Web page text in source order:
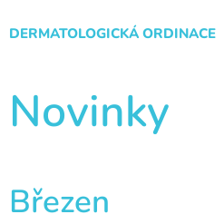
DERMATOLOGICKÁ ORDINACE
Novinky
Březen